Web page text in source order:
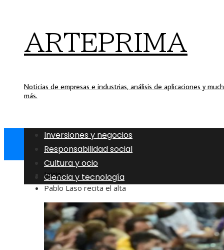
ARTEPRIMA
Noticias de empresas e industrias, análisis de aplicaciones y
más.
Inversiones y negocios
Responsabilidad social
Cultura y ocio
Ciencia y tecnología
Inicio
Pablo Laso recita el alta